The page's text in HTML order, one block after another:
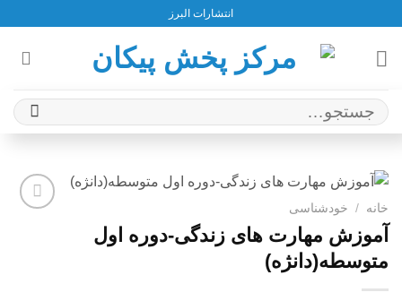
content
انتشارات البرز
جستجو
برای:
خانه / خودشناسی
آموزش مهارت های زندگی-دوره اول
متوسطه(دانژه)